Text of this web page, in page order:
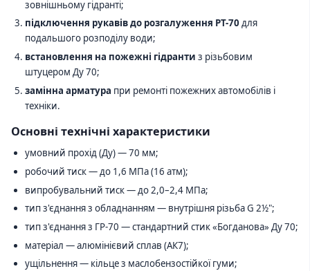
зовнішньому гідранті;
підключення рукавів до розгалуження РТ-70 для
подальшого розподілу води;
встановлення на пожежні гідранти з різьбовим
штуцером Ду 70;
замінна арматура при ремонті пожежних автомобілів і
техніки.
Основні технічні характеристики
умовний прохід (Ду) — 70 мм;
робочий тиск — до 1,6 МПа (16 атм);
випробувальний тиск — до 2,0–2,4 МПа;
тип з'єднання з обладнанням — внутрішня різьба G 2½";
тип з'єднання з ГР-70 — стандартний стик «Богданова» Ду 70;
матеріал — алюмінієвий сплав (АК7);
ущільнення — кільце з маслобензостійкої гуми;